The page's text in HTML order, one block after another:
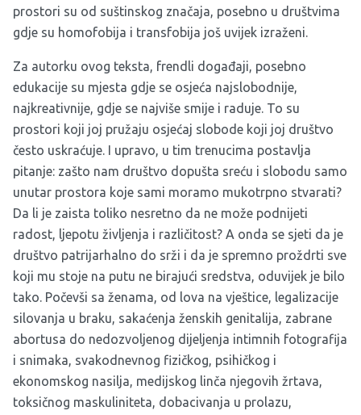
prostori su od suštinskog značaja, posebno u društvima
gdje su homofobija i transfobija još uvijek izraženi.
Za autorku ovog teksta, frendli događaji, posebno
edukacije su mjesta gdje se osjeća najslobodnije,
najkreativnije, gdje se najviše smije i raduje. To su
prostori koji joj pružaju osjećaj slobode koji joj društvo
često uskraćuje. I upravo, u tim trenucima postavlja
pitanje: zašto nam društvo dopušta sreću i slobodu samo
unutar prostora koje sami moramo mukotrpno stvarati?
Da li je zaista toliko nesretno da ne može podnijeti
radost, ljepotu življenja i različitost? A onda se sjeti da je
društvo patrijarhalno do srži i da je spremno proždrti sve
koji mu stoje na putu ne birajući sredstva, oduvijek je bilo
tako. Počevši sa ženama, od lova na vještice, legalizacije
silovanja u braku, sakaćenja ženskih genitalija, zabrane
abortusa do nedozvoljenog dijeljenja intimnih fotografija
i snimaka, svakodnevnog fizičkog, psihičkog i
ekonomskog nasilja, medijskog linča njegovih žrtava,
toksičnog maskuliniteta, dobacivanja u prolazu,